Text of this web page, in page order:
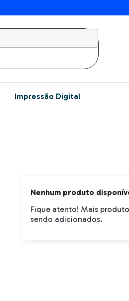
Impressão Digital
Nenhum produto
Fique atento! Mais
sendo adicionados.